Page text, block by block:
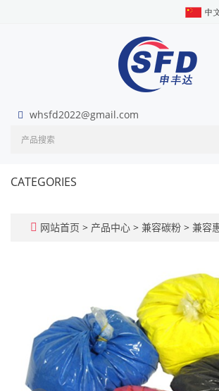
whsfd2022@gmail.com
CATEGORIES
网站首页 > 产品中心 > 兼容碳粉 > 兼容